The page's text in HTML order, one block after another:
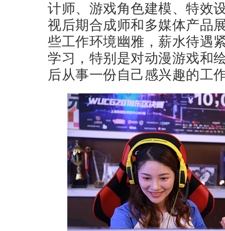
计师、游戏角色建模、特效
视后期合成师和多媒体产品
些工作环境幽雅，薪水待遇
学习，特别是对动漫游戏和
后从事一份自己感兴趣的工